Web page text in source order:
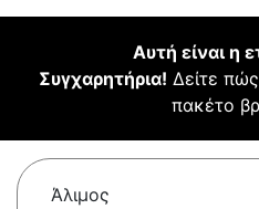
Αυτή είναι η
Συγχαρητήρια! Δείτε
πακέτο
Άλιμος